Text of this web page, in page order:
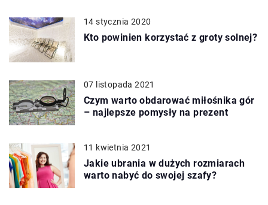
14 stycznia 2020
Kto powinien korzystać z groty solnej?
07 listopada 2021
Czym warto obdarować miłośnika gór
– najlepsze pomysły na prezent
11 kwietnia 2021
Jakie ubrania w dużych rozmiarach
warto nabyć do swojej szafy?